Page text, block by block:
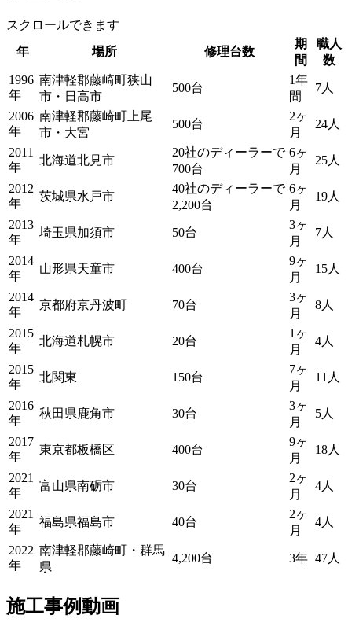
スクロールできます
年
場所 修理台数
期
間
職人
数
1996
年
南津軽郡藤崎町狭山
市・日高市
500台
1年
間
7人
2006
年
南津軽郡藤崎町上尾
市・大宮
500台
2ヶ
月
24人
2011
年
北海道北見市
20社のディーラーで
700台
6ヶ
月
25人
2012
年
茨城県水戸市
40社のディーラーで
2,200台
6ヶ
月
19人
2013
年
埼玉県加須市 50台
3ヶ
月
7人
2014
年
山形県天童市 400台
9ヶ
月
15人
2014
年
京都府京丹波町 70台
3ヶ
月
8人
2015
年
北海道札幌市 20台
1ヶ
月
4人
2015
年
北関東 150台
7ヶ
月
11人
2016
年
秋田県鹿角市 30台
3ヶ
月
5人
2017
年
東京都板橋区 400台
9ヶ
月
18人
2021
年
富山県南砺市 30台
2ヶ
月
4人
2021
年
福島県福島市 40台
2ヶ
月
4人
2022
年
南津軽郡藤崎町・群馬
県
4,200台 3年 47人
施工事例動画